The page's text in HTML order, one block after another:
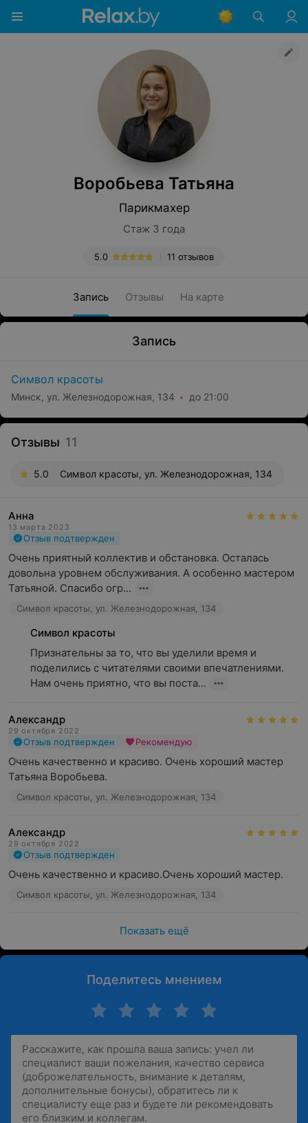
Воробьева Татьяна
Парикмахер
Стаж 3 года
11 отзывов
5.0
Запись Отзывы На карте
Запись
Символ красоты
Минск, ул. Железнодорожная, 134 до 21:00
Отзывы 11
5.0 Символ красоты, ул. Железнодорожная, 134
Анна
13 марта 2023
Отзыв подтвержден
Очень приятный коллектив и обстановка. Осталась
довольна уровнем обслуживания. А особенно мастером
Татьяной. Спасибо огр...
Символ красоты, ул. Железнодорожная, 134
Символ красоты
Признательны за то, что вы уделили время и
поделились с читателями своими впечатлениями.
Нам очень приятно, что вы поста...
Александр
29 октября 2022
Отзыв подтвержден Рекомендую
Очень качественно и красиво. Очень хороший мастер
Татьяна Воробьева.
Символ красоты, ул. Железнодорожная, 134
Александр
29 октября 2022
Отзыв подтвержден
Очень качественно и красиво.Очень хороший мастер.
Символ красоты, ул. Железнодорожная, 134
Показать ещё
Поделитесь мнением